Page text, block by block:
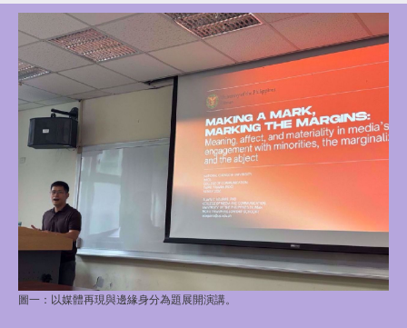
圖一： 以媒體再現與邊緣身分為題展開演講。